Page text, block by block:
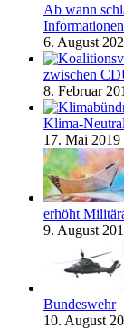
Ab wann
6. August
zwischen
8. Februar
Klima-
17. Mai 2019
erhöht
9. August
Bundeswehr
10. August